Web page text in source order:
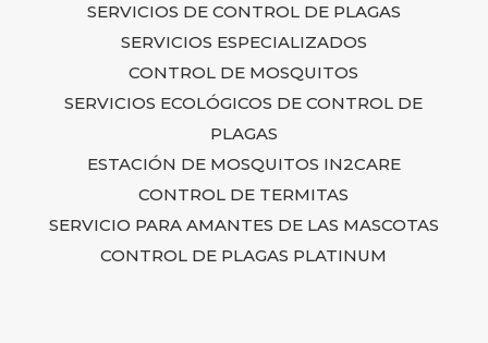
SERVICIOS DE CONTROL DE PLAGAS
SERVICIOS ESPECIALIZADOS
CONTROL DE MOSQUITOS
SERVICIOS ECOLÓGICOS DE CONTROL DE
PLAGAS
ESTACIÓN DE MOSQUITOS IN2CARE
CONTROL DE TERMITAS
SERVICIO PARA AMANTES DE LAS MASCOTAS
CONTROL DE PLAGAS PLATINUM